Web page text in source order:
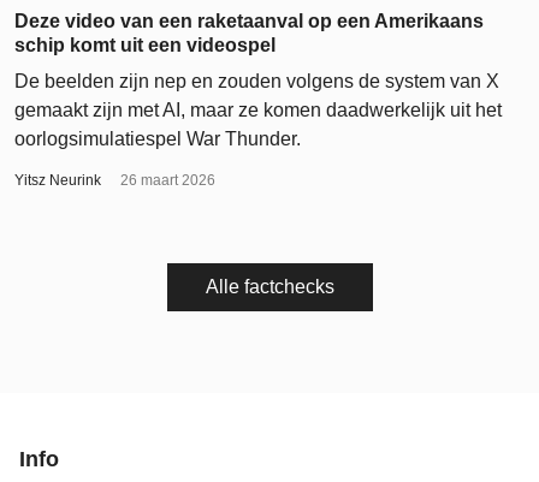
Deze video van een raketaanval op een Amerikaans
schip komt uit een videospel
De beelden zijn nep en zouden volgens de system van X
gemaakt zijn met AI, maar ze komen daadwerkelijk uit het
oorlogsimulatiespel War Thunder.
Yitsz Neurink 26 maart 2026
Alle factchecks
Info